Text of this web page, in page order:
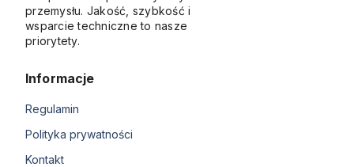
przemysłu. Jakość, szybkość i
wsparcie techniczne to nasze
priorytety.
Informacje
Regulamin
Polityka prywatności
Kontakt